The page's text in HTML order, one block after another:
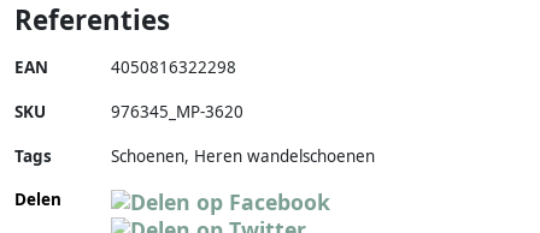
Referenties
EAN 4050816322298
SKU 976345_MP-3620
Tags
Schoenen, Heren wandelschoenen
Delen